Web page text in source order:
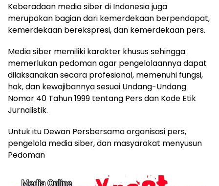
Keberadaan media siber di Indonesia juga
merupakan bagian dari kemerdekaan berpendapat,
kemerdekaan berekspresi, dan kemerdekaan pers.
Media siber memiliki karakter khusus sehingga
memerlukan pedoman agar pengelolaannya dapat
dilaksanakan secara profesional, memenuhi fungsi,
hak, dan kewajibannya sesuai Undang-Undang
Nomor 40 Tahun 1999 tentang Pers dan Kode Etik
Jurnalistik.
Untuk itu Dewan Persbersama organisasi pers,
pengelola media siber, dan masyarakat menyusun
Pedoman